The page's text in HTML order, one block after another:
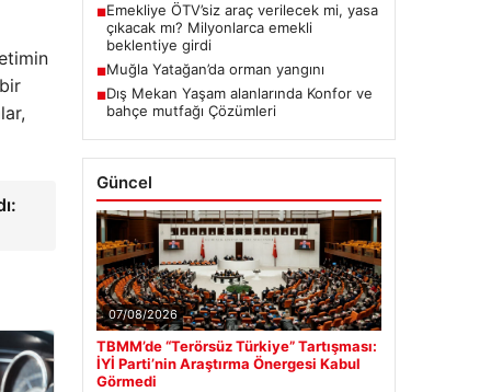
■Emekliye ÖTV’siz araç verilecek mi, yasa
çıkacak mı? Milyonlarca emekli
beklentiye girdi
■Muğla Yatağan’da orman yangını
■Dış Mekan Yaşam alanlarında Konfor ve
bahçe mutfağı Çözümleri
Güncel
07/08/2026
TBMM’de “Terörsüz Türkiye” Tartışması:
İYİ Parti’nin Araştırma Önergesi Kabul
Görmedi